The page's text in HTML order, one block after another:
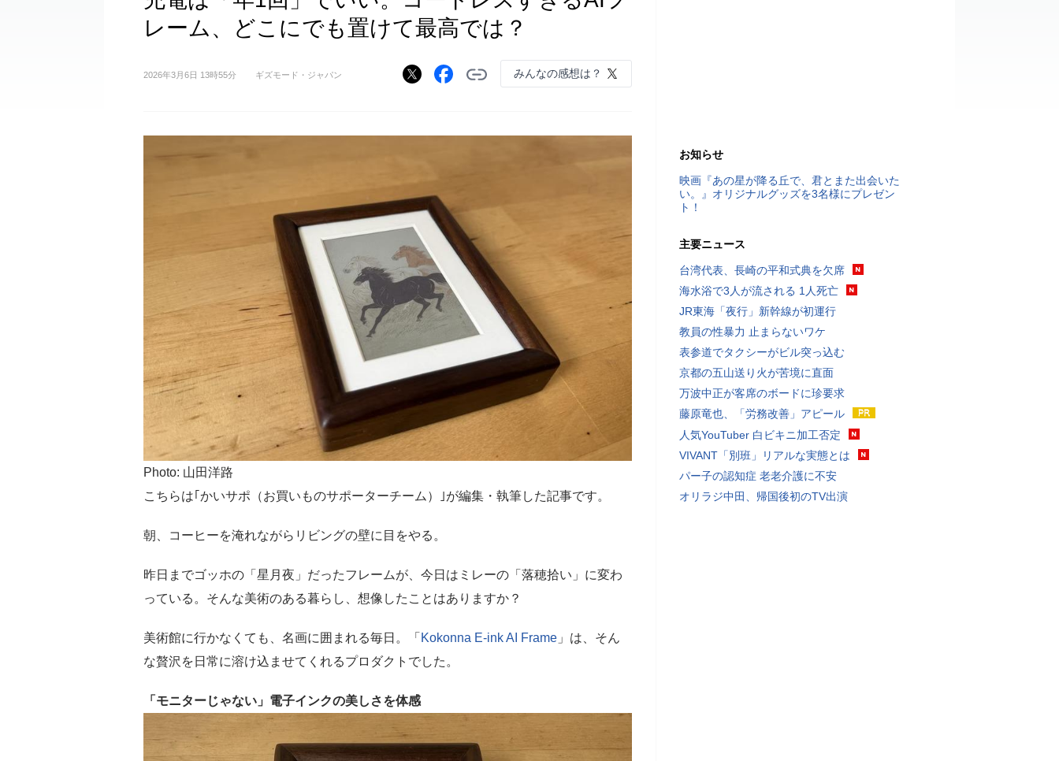
レーム、どこにでも置けて最高では？
2026年3月6日 13時55分 ギズモード・ジャパン みんなの感想は？
Photo: 山田洋路
こちらは｢かいサポ（お買いものサポーターチーム）｣が編集・執筆した記事です。
朝、コーヒーを淹れながらリビングの壁に目をやる。
昨日までゴッホの「星月夜」だったフレームが、今日はミレーの「落穂拾い」に変わ
っている。そんな美術のある暮らし、想像したことはありますか？
美術館に行かなくても、名画に囲まれる毎日。「 Kokonna E-ink AI Frame 」は、そん
な贅沢を日常に溶け込ませてくれるプロダクトでした。
「モニターじゃない」電子インクの美しさを体感
お知らせ
映画『あの星が降る丘で、君とまた出会いた
い。』オリジナルグッズを3名様にプレゼン
ト！
主要ニュース
台湾代表、長崎の平和式典を欠席
海水浴で3人が流される 1人死亡
JR東海「夜行」新幹線が初運行
教員の性暴力 止まらないワケ
表参道でタクシーがビル突っ込む
京都の五山送り火が苦境に直面
万波中正が客席のボードに珍要求
藤原竜也、「労務改善」アピール
人気YouTuber 白ビキニ加工否定
VIVANT「別班」リアルな実態とは
パー子の認知症 老老介護に不安
オリラジ中田、帰国後初のTV出演